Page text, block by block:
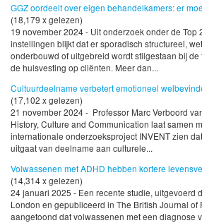
GGZ oordeelt over eigen behandelkamers: er
(18,179 x gelezen)
19 november 2024 - Uit onderzoek onder de Top
instellingen blijkt dat er sporadisch structureel,
onderbouwd of uitgebreid wordt stilgestaan bij
de huisvesting op cliënten. Meer dan...
Cultuurdeelname verbetert emotioneel
(17,102 x gelezen)
21 november 2024 - Professor Marc Verboord
History, Culture and Communication laat samen
internationale onderzoeksproject INVENT zien
uitgaat van deelname aan culturele...
Volwassenen met ADHD hebben kortere
(14,314 x gelezen)
24 januari 2025 - Een recente studie, uitgevoerd
London en gepubliceerd in The British Journal of
aangetoond dat volwassenen met een diagnose